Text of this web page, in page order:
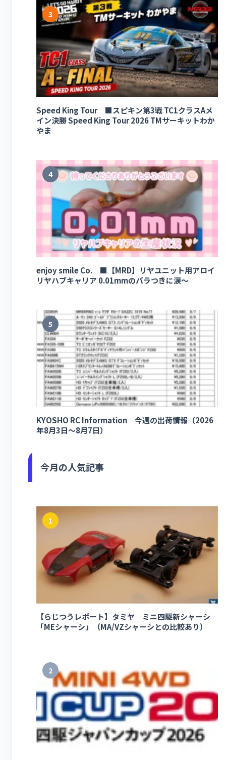
3
Speed King Tour ■スピキン第3戦 TC1クラスAメ
イン決勝 Speed King Tour 2026 TMサーキットわか
やま
4
enjoy smile Co. ■【MRD】リヤユニット用アロイ
リヤハブキャリア 0.01mmのバラつきに涙～
5
KYOSHO RC Information 今週の出荷情報（2026
年8月3日～8月7日）
今月の人気記事
1
【らじつうレポート】タミヤ ミニ四駆新シャーシ
「MEシャーシ」（MA/VZシャーシとの比較あり）
2